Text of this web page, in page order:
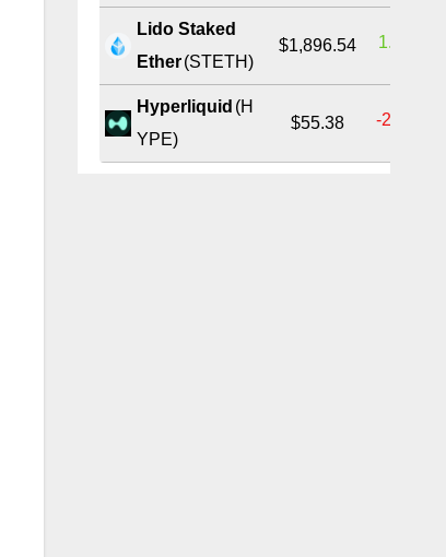
Lido Staked
Ether (STETH)
$1,896.54 1.64%
Hyperliquid (H
YPE)
$55.38 -2.77%